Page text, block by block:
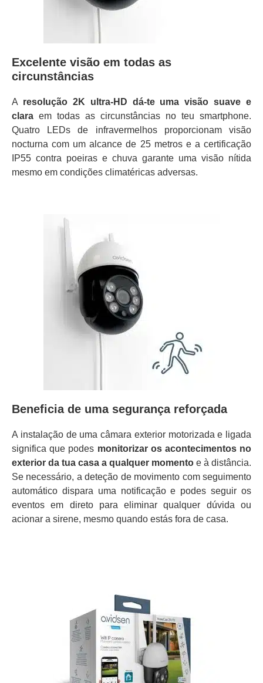
Excelente visão em todas as
circunstâncias
A resolução 2K ultra-HD dá-te uma visão suave e
clara em todas as circunstâncias no teu smartphone.
Quatro LEDs de infravermelhos proporcionam visão
nocturna com um alcance de 25 metros e a certificação
IP55 contra poeiras e chuva garante uma visão nítida
mesmo em condições climatéricas adversas.
Beneficia de uma segurança reforçada
A instalação de uma câmara exterior motorizada e ligada
significa que podes monitorizar os acontecimentos no
exterior da tua casa a qualquer momento e à distância.
Se necessário, a deteção de movimento com seguimento
automático dispara uma notificação e podes seguir os
eventos em direto para eliminar qualquer dúvida ou
acionar a sirene, mesmo quando estás fora de casa.